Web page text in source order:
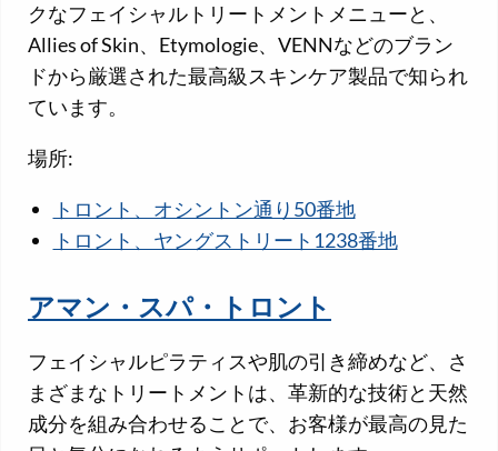
クなフェイシャルトリートメントメニューと、
Allies of Skin、Etymologie、VENNなどのブラン
ドから厳選された最高級スキンケア製品で知られ
ています。
場所:
トロント、オシントン通り50番地
トロント、ヤングストリート1238番地
アマン・スパ・トロント
フェイシャルピラティスや肌の引き締めなど、さ
まざまなトリートメントは、革新的な技術と天然
成分を組み合わせることで、お客様が最高の見た